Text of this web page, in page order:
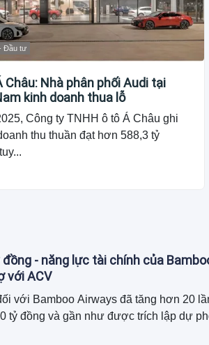
Đầu tư
Châu: Nhà phân phối Audi tại
kinh doanh thua lỗ
Công ty TNHH ô tô Á Châu ghi
thu thuần đạt hơn 588,3 tỷ
- năng lực tài chính của
với ACV
với Bamboo Airways đã tăng hơn 20
tỷ đồng và gần như được trích lập dự